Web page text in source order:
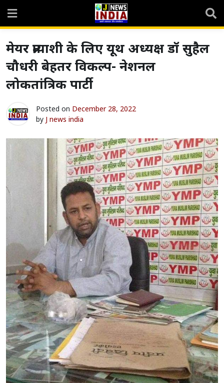
content
मेयर प्रत्याशी के लिए यूथ अध्यक्ष डॉ सुहैल
चौधरी बेहतर विकल्प- नेशनल
लोकतांत्रिक पार्टी
Posted on December 28, 2022
by J news india